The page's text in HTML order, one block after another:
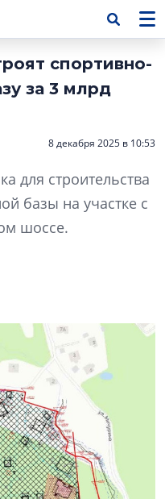
спортивно-
за 3 млрд
8 декабря 2025 в 10:53
для строительства
базы на участке с
шоссе.